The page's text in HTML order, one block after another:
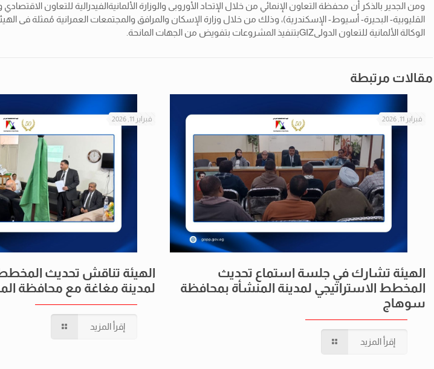
القليوبية- البحيرة- أسيوط- الإسكندرية)، وذلك من خلال وزارة الإسكان والمرافق والمجتمعات العمرانية مُمثلة
الوكالة الألمانية للتعاون الدولىGIZبتنفيذ المشروعات بتفويض من الجهات المانحة.
مقالات مرتبطة
فبراير 11, 2026
الهيئة تشارك في جلسة استماع تحديث
المخطط الاستراتيجي لمدينة المنشأة بمحافظة
سوهاج
إقرأ المزيد
فبراير 11, 2026
الهيئة تناقش تحديث المخطط
لمدينة مغاغة مع محافظة
إقرأ المزيد